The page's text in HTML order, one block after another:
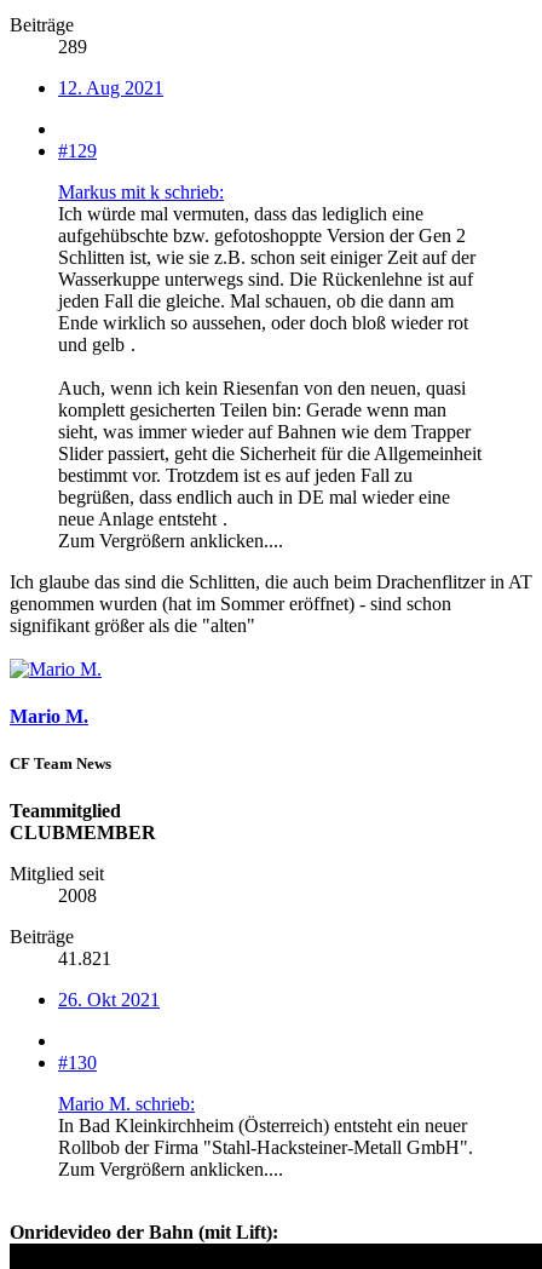
Beiträge
289
12. Aug 2021
#129
Markus mit k schrieb:
Ich würde mal vermuten, dass das lediglich eine
aufgehübschte bzw. gefotoshoppte Version der Gen 2
Schlitten ist, wie sie z.B. schon seit einiger Zeit auf der
Wasserkuppe unterwegs sind. Die Rückenlehne ist auf
jeden Fall die gleiche. Mal schauen, ob die dann am
Ende wirklich so aussehen, oder doch bloß wieder rot
und gelb .
Auch, wenn ich kein Riesenfan von den neuen, quasi
komplett gesicherten Teilen bin: Gerade wenn man
sieht, was immer wieder auf Bahnen wie dem Trapper
Slider passiert, geht die Sicherheit für die Allgemeinheit
bestimmt vor. Trotzdem ist es auf jeden Fall zu
begrüßen, dass endlich auch in DE mal wieder eine
neue Anlage entsteht .
Zum Vergrößern anklicken....
Ich glaube das sind die Schlitten, die auch beim Drachenflitzer in AT
genommen wurden (hat im Sommer eröffnet) - sind schon
signifikant größer als die "alten"
Mario M.
CF Team News
Teammitglied
CLUBMEMBER
Mitglied seit
2008
Beiträge
41.821
26. Okt 2021
#130
Mario M. schrieb:
In Bad Kleinkirchheim (Österreich) entsteht ein neuer
Rollbob der Firma "Stahl-Hacksteiner-Metall GmbH".
Zum Vergrößern anklicken....
Onridevideo der Bahn (mit Lift):